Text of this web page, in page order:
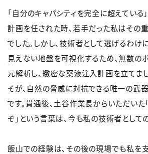
「自分のキャパシティを完全に超えている
計画を任された時、若手だった私はその
でした。しかし、技術者として逃げるわけ
見えない地盤を可視化するため、無数の
元解析し、緻密な薬液注入計画を立てま
そが、自然の脅威に対抗できる唯一の武
です。貫通後、土谷作業長からいただいた
ぞ」という言葉は、今も私の技術者として
飯山での経験は、その後の現場でも私を支